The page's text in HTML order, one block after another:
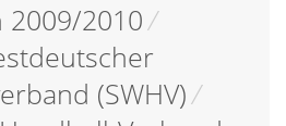
2009/2010/
(SWHV)/